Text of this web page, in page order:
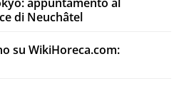
di Neuchâtel
su WikiHoreca.com: